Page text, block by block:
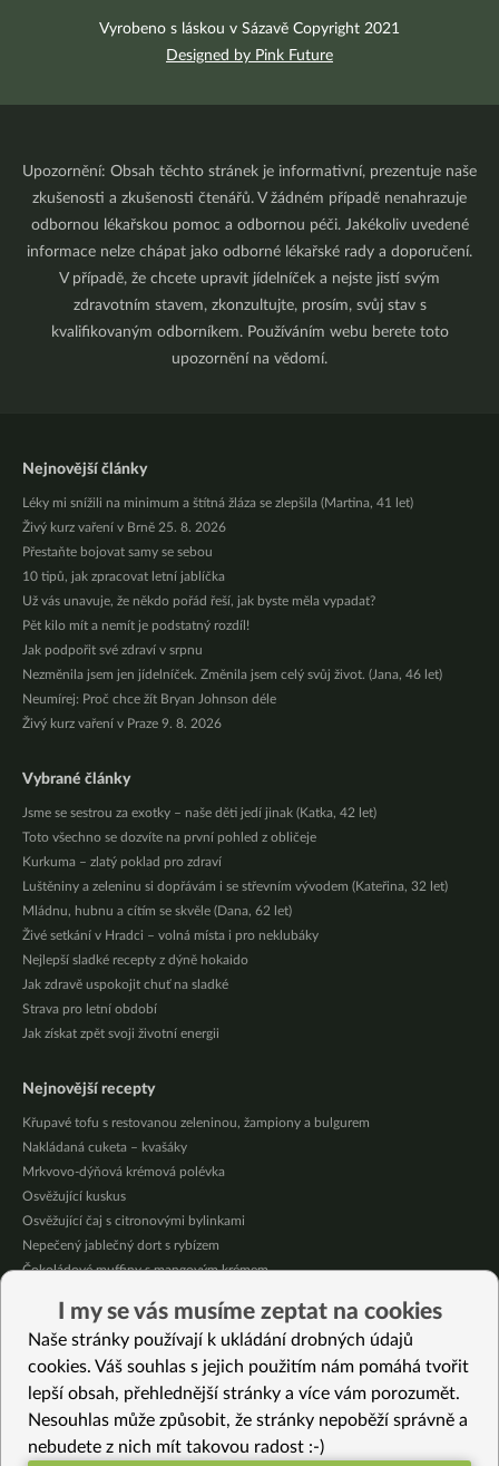
Vyrobeno s láskou v Sázavě Copyright 2021
Designed by Pink Future
Upozornění: Obsah těchto stránek je informativní, prezentuje naše
zkušenosti a zkušenosti čtenářů. V žádném případě nenahrazuje
odbornou lékařskou pomoc a odbornou péči. Jakékoliv uvedené
informace nelze chápat jako odborné lékařské rady a doporučení.
V případě, že chcete upravit jídelníček a nejste jistí svým
zdravotním stavem, zkonzultujte, prosím, svůj stav s
kvalifikovaným odborníkem. Používáním webu berete toto
upozornění na vědomí.
Nejnovější články
Léky mi snížili na minimum a štítná žláza se zlepšila (Martina, 41 let)
Živý kurz vaření v Brně 25. 8. 2026
Přestaňte bojovat samy se sebou
10 tipů, jak zpracovat letní jablíčka
Už vás unavuje, že někdo pořád řeší, jak byste měla vypadat?
Pět kilo mít a nemít je podstatný rozdíl!
Jak podpořit své zdraví v srpnu
Nezměnila jsem jen jídelníček. Změnila jsem celý svůj život. (Jana, 46 let)
Neumírej: Proč chce žít Bryan Johnson déle
Živý kurz vaření v Praze 9. 8. 2026
Vybrané články
Jsme se sestrou za exotky – naše děti jedí jinak (Katka, 42 let)
Toto všechno se dozvíte na první pohled z obličeje
Kurkuma – zlatý poklad pro zdraví
Luštěniny a zeleninu si dopřávám i se střevním vývodem (Kateřina, 32 let)
Mládnu, hubnu a cítím se skvěle (Dana, 62 let)
Živé setkání v Hradci – volná místa i pro neklubáky
Nejlepší sladké recepty z dýně hokaido
Jak zdravě uspokojit chuť na sladké
Strava pro letní období
Jak získat zpět svoji životní energii
Nejnovější recepty
Křupavé tofu s restovanou zeleninou, žampiony a bulgurem
Nakládaná cuketa – kvašáky
Mrkvovo-dýňová krémová polévka
Osvěžující kuskus
Osvěžující čaj s citronovými bylinkami
Nepečený jablečný dort s rybízem
Čokoládové muffiny s mangovým krémem
Krémová zeleninová polévka s koprem a vločkami
Celozrnná rýže basmati se zeleninou
Vybrané recepty
Nejrychlejší vegan pizza – hotová do 15 minut
Malajské Roti Jala
I my se vás musíme zeptat na cookies
Naše stránky používají k ukládání drobných údajů
cookies. Váš souhlas s jejich použitím nám pomáhá tvořit
lepší obsah, přehlednější stránky a více vám porozumět.
Nesouhlas může způsobit, že stránky nepoběží správně a
nebudete z nich mít takovou radost :-)